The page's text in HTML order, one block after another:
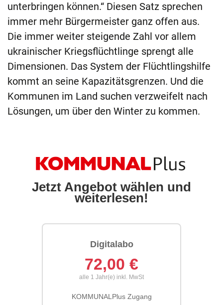
unterbringen können.“ Diesen Satz sprechen
immer mehr Bürgermeister ganz offen aus.
Die immer weiter steigende Zahl vor allem
ukrainischer Kriegsflüchtlinge sprengt alle
Dimensionen. Das System der Flüchtlingshilfe
kommt an seine Kapazitätsgrenzen. Und die
Kommunen im Land suchen verzweifelt nach
Lösungen, um über den Winter zu kommen.